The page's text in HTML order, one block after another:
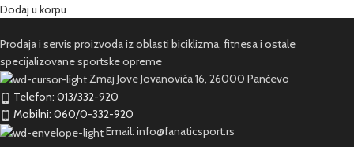
Dodaj u korpu
Prodaja i servis proizvoda iz oblasti biciklizma, fitnesa i ostale
specijalizovane sportske opreme
Zmaj Jove Jovanovića 16, 26000 Pančevo
Telefon: 013/332-920
Mobilni: 060/0-332-920
Email: info@fanaticsport.rs